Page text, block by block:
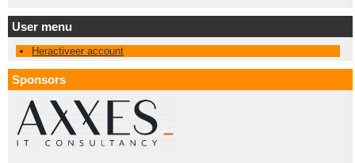
User menu
Heractiveer account
Sponsors